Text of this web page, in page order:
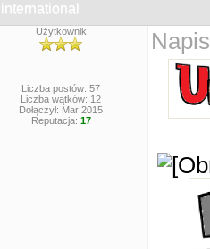
international
Użytkownik
Liczba postów: 57
Liczba wątków: 12
Dołączył: Mar 2015
Reputacja: 17